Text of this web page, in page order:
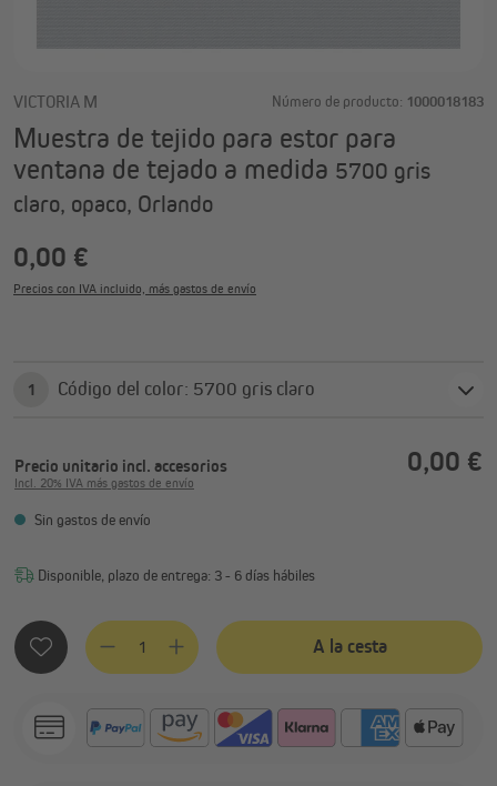
VICTORIA M Número de producto: 1000018183
Muestra de tejido para estor para
ventana de tejado a medida 5700 gris
claro, opaco, Orlando
0,00 €
Precios con IVA incluido, más gastos de envío
1 Código del color: 5700 gris claro
Precio unitario incl. accesorios 0,00 €
Incl. 20% IVA más gastos de envío
Sin gastos de envío
Disponible, plazo de entrega: 3 - 6 días hábiles
Cantidad del producto: introduce la cantidad deseada o
A la cesta